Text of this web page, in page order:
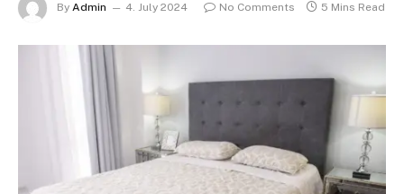
By Admin 4. July 2024 No Comments 5 Mins Read